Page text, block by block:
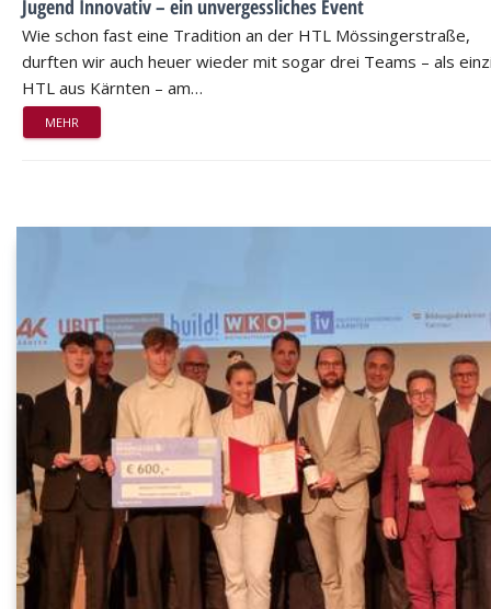
Jugend Innovativ – ein unvergessliches Event
Wie schon fast eine Tradition an der HTL Mössingerstraße,
durften wir auch heuer wieder mit sogar drei Teams – als
HTL aus Kärnten – am…
MEHR